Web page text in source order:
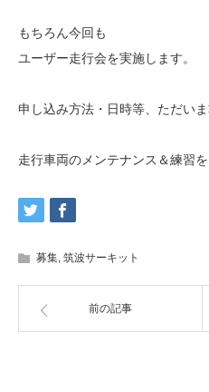
もちろん今回も
ユーザー走行会を実施します。
申し込み方法・日時等、ただいま
走行車両のメンテナンス＆練習を
募集, 筑波サーキット
前の記事